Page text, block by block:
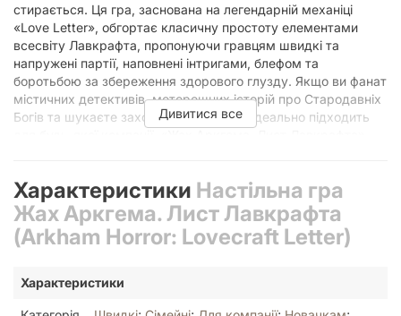
стирається. Ця гра, заснована на легендарній механіці
«Love Letter», обгортає класичну простоту елементами
всесвіту Лавкрафта, пропонуючи гравцям швидкі та
напружені партії, наповнені інтригами, блефом та
боротьбою за збереження здорового глузду. Якщо ви фанат
містичних детективів, моторошних історій про Стародавніх
Богів та шукаєте захоплюючу гру, що ідеально підходить
привести або до перемоги, або до безповоротної втрати
розуму.
Таємниці Аркгема у вашій кишені:
Дивитися все
Характеристики Настільна гра
Жах Аркгема. Лист Лавкрафта
(Arkham Horror: Lovecraft Letter)
Характеристики